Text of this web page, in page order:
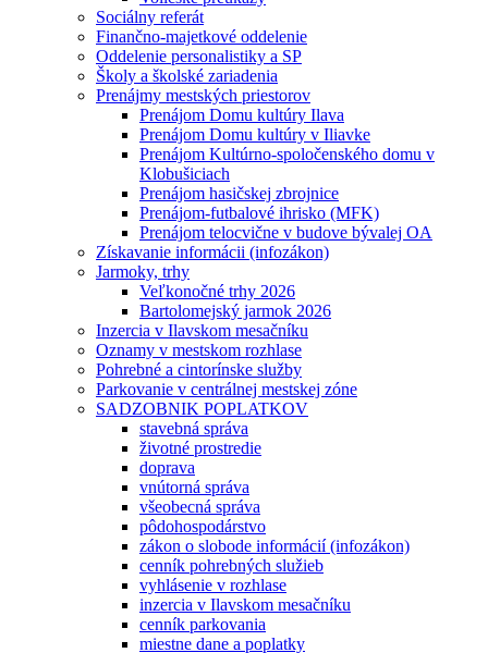
Sociálny referát
Finančno-majetkové oddelenie
Oddelenie personalistiky a SP
Školy a školské zariadenia
Prenájmy mestských priestorov
Prenájom Domu kultúry Ilava
Prenájom Domu kultúry v Iliavke
Prenájom Kultúrno-spoločenského domu v
Klobušiciach
Prenájom hasičskej zbrojnice
Prenájom-futbalové ihrisko (MFK)
Prenájom telocvične v budove bývalej OA
Získavanie informácii (infozákon)
Jarmoky, trhy
Veľkonočné trhy 2026
Bartolomejský jarmok 2026
Inzercia v Ilavskom mesačníku
Oznamy v mestskom rozhlase
Pohrebné a cintorínske služby
Parkovanie v centrálnej mestskej zóne
SADZOBNIK POPLATKOV
stavebná správa
životné prostredie
doprava
vnútorná správa
všeobecná správa
pôdohospodárstvo
zákon o slobode informácií (infozákon)
cenník pohrebných služieb
vyhlásenie v rozhlase
inzercia v Ilavskom mesačníku
cenník parkovania
miestne dane a poplatky